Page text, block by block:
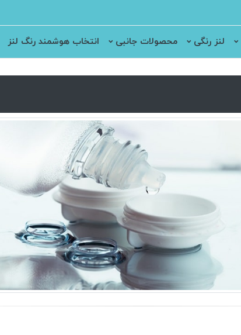
لنز رنگی محصولات جانبی انتخاب هوشمند رنگ لنز